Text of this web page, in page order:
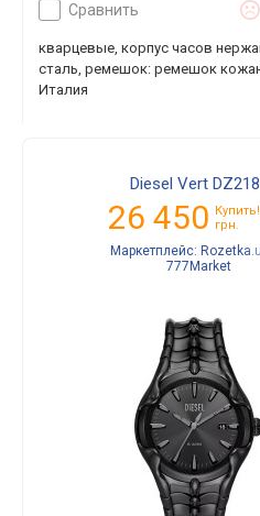
сравнить
кварцевые, корпус часов
сталь, ремешок: ремешок
Италия
Diesel Vert
26 450 Купить!
грн.
Маркетплейс:
777Market